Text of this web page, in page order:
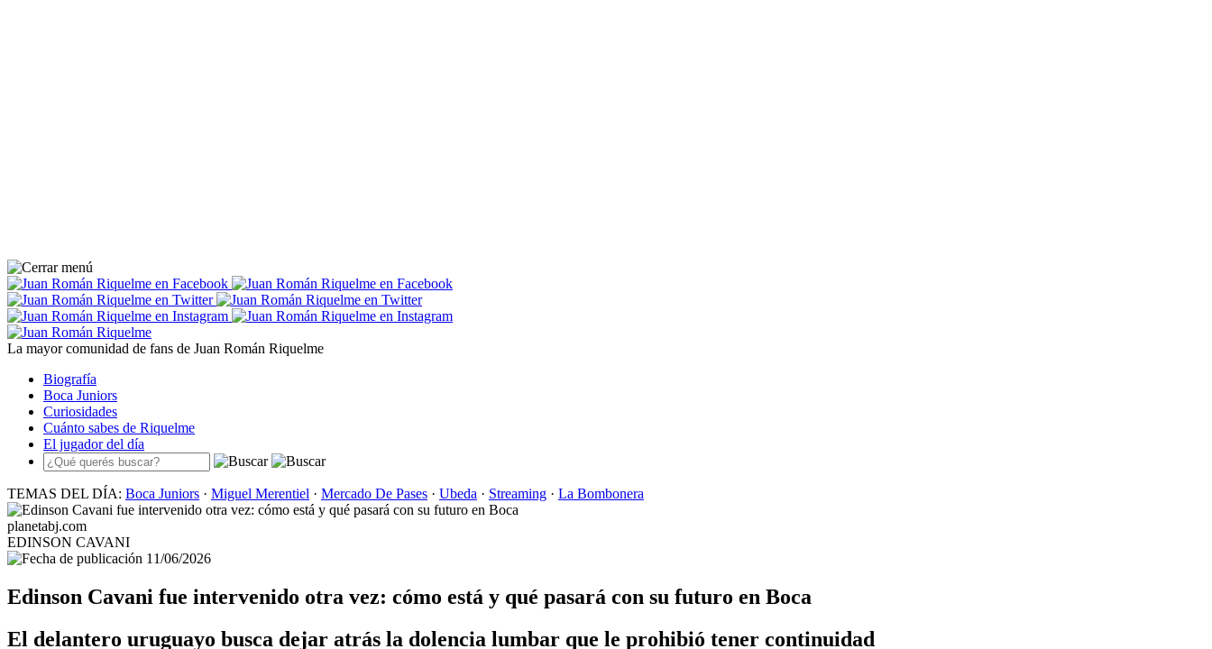
La mayor comunidad de fans de Juan Román Riquelme
Biografía
Boca Juniors
Curiosidades
Cuánto sabes de Riquelme
El jugador del día
TEMAS DEL DÍA: Boca Juniors · Miguel Merentiel · Mercado De Pases · Ubeda · Streaming · La Bombonera
planetabj.com
EDINSON CAVANI
11/06/2026
Edinson Cavani fue intervenido otra vez: cómo está y qué pasará con su futuro en Boca
El delantero uruguayo busca dejar atrás la dolencia lumbar que le prohibió tener continuidad